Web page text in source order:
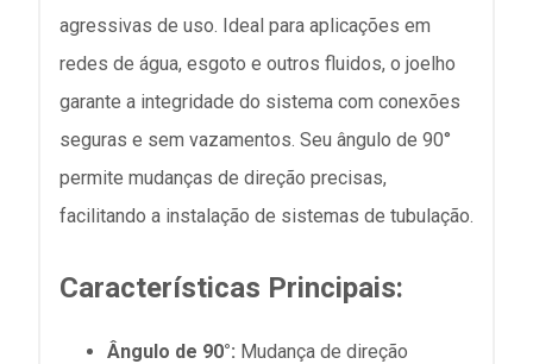
agressivas de uso. Ideal para aplicações em
redes de água, esgoto e outros fluidos, o joelho
garante a integridade do sistema com conexões
seguras e sem vazamentos. Seu ângulo de 90°
permite mudanças de direção precisas,
facilitando a instalação de sistemas de tubulação.
Características Principais:
Ângulo de 90°: Mudança de direção